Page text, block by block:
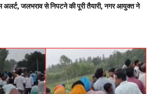
अलर्ट, जलभराव से निपटने की पूरी तैयारी, नगर आयुक्त ने